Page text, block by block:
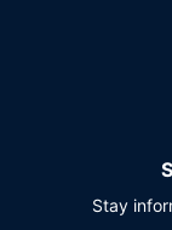
Stay